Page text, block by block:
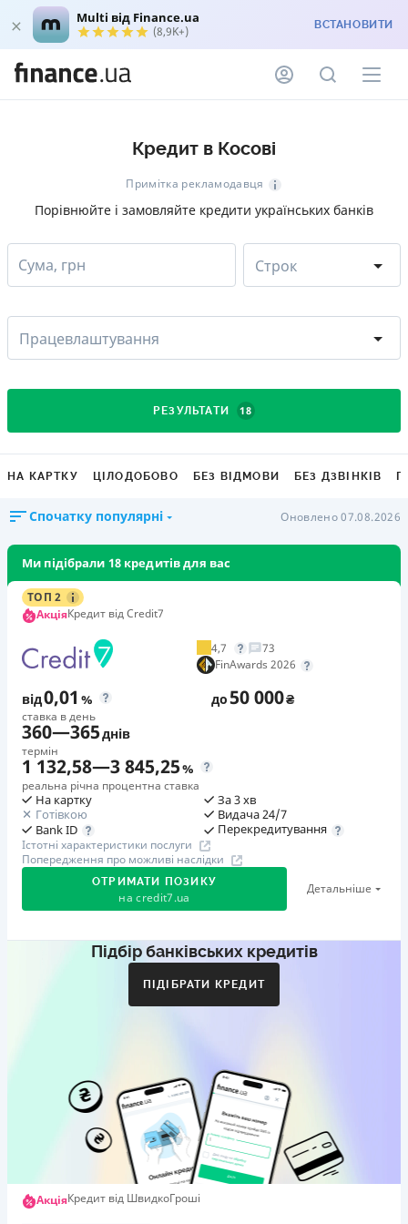
Multi від Finance.ua
(8,9K+) ВСТАНОВИТИ
Кредит в Косові
Примітка рекламодавця
Порівнюйте і замовляйте кредити українських банків
Сума, грн Строк
Працевлаштування
РЕЗУЛЬТАТИ 18
НА КАРТКУ ЦІЛОДОБОВО БЕЗ ВІДМОВИ БЕЗ ДЗВІНКІВ
Спочатку популярні Оновлено 07.08.2026
Ми підібрали 18 кредитів для вас
ТОП 2
АкціяКредит від Credit7
4,7
73
FinAwards 2026
від0,01 %
ставка в день
до50 000₴
360—365днів
термін
1 132,58—3 845,25%
реальна річна процентна ставка
На картку
Готівкою
Bank ID
За 3 хв
Видача 24/7
Перекредитування
Істотні характеристики послуги
Попередження про можливі наслідки
ОТРИМАТИ ПОЗИКУ
на credit7.ua
Детальніше
Акція: «Кешбек за друга»
Коли друг реєструється та отримує перший кредит
Бронзовий призер FinAwards 2026 «Найкраща програма
лояльності»
Перший займ
вiд 0,01%/день до 30 000 ₴
Повторний займ
вiд 0,95%/день до 50 000 ₴
Підбір банківських кредитів
ПІДІБРАТИ КРЕДИТ
АкціяКредит від ШвидкоГроші